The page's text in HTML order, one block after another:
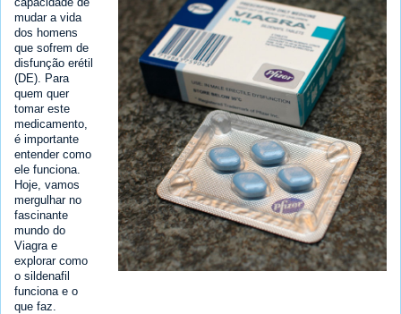
mudar a vida
dos homens
que sofrem de
disfunção erétil
(DE). Para
quem quer
tomar este
medicamento,
é importante
entender como
ele funciona.
Hoje, vamos
mergulhar no
fascinante
mundo do
Viagra e
explorar como
o sildenafil
funciona e o
que faz.